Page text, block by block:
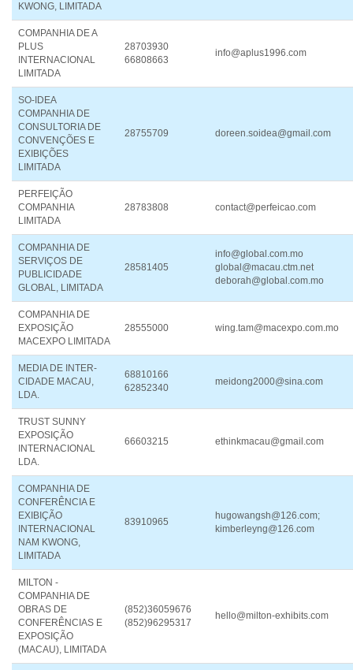
KWONG, LIMITADA
COMPANHIA DE A
PLUS
INTERNACIONAL
LIMITADA
28703930
66808663
info@aplus1996.com
SO-IDEA
COMPANHIA DE
CONSULTORIA DE
CONVENÇÕES E
EXIBIÇÕES
LIMITADA
28755709 doreen.soidea@gmail.com
PERFEIÇÃO
COMPANHIA
LIMITADA
28783808 contact@perfeicao.com
COMPANHIA DE
SERVIÇOS DE
PUBLICIDADE
GLOBAL, LIMITADA
28581405
info@global.com.mo
global@macau.ctm.net
deborah@global.com.mo
COMPANHIA DE
EXPOSIÇÃO
MACEXPO LIMITADA
28555000 wing.tam@macexpo.com.mo
MEDIA DE INTER-
CIDADE MACAU,
LDA.
68810166
62852340
meidong2000@sina.com
TRUST SUNNY
EXPOSIÇÃO
INTERNACIONAL
LDA.
66603215 ethinkmacau@gmail.com
COMPANHIA DE
CONFERÊNCIA E
EXIBIÇÃO
INTERNACIONAL
NAM KWONG,
LIMITADA
83910965
hugowangsh@126.com;
kimberleyng@126.com
MILTON -
COMPANHIA DE
OBRAS DE
CONFERÊNCIAS E
EXPOSIÇÃO
(MACAU), LIMITADA
(852)36059676
(852)96295317
hello@milton-exhibits.com